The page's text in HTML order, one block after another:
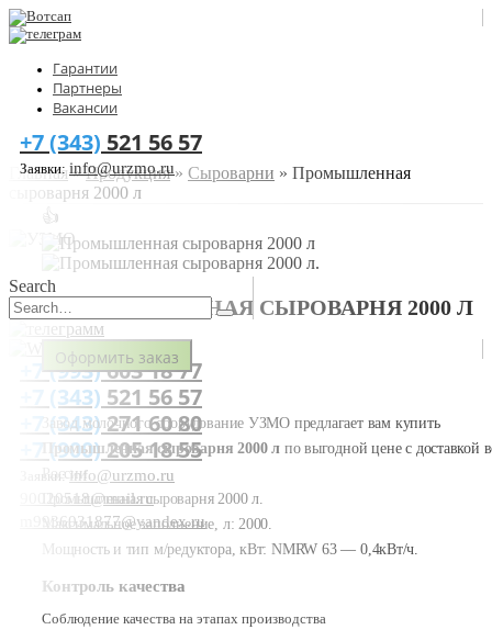
Гарантии
Партнеры
Вакансии
+7 (343) 521 56 57
Заявки:info@urzmo.ru
Search
+7 (993)603 18 77
+7 (343) 521 56 57
+7 (343)271 60 80
+7 (900)205 18 55
Заявки: info@urzmo.ru
90020518@mail.ru
m9936031877@yandex.ru
Главная»Продукция» Сыроварни » Промышленная
сыроварня 2000 л
👍
ПРОМЫШЛЕННАЯ СЫРОВАРНЯ 2000 Л
Оформить заказ
Завод молочного оборудование УЗМО предлагает вам купить
Промышленная сыроварня 2000 лпо выгодной цене с доставкой
России.
Промышленная сыроварня 2000 л.
Максимальное заполнение, л: 2000.
Мощность и тип м/редуктора, кВт: NMRW 63 — 0,4кВт/ч.
Контроль качества
Соблюдение качества на этапах производства